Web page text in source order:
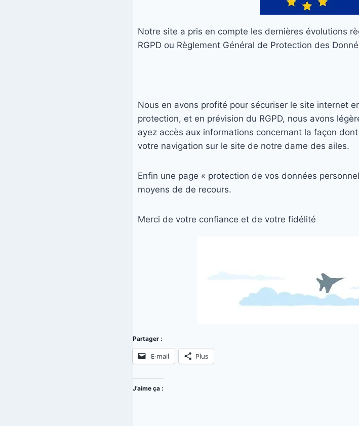
Notre site a pris en compte les dernières évolutions
RGPD ou Règlement Général de Protection des
Nous en avons profité pour sécuriser le site internet
protection, et en prévision du RGPD, nous avons
ayez accès aux informations concernant la façon
votre navigation sur le site de notre dame des ailes.
Enfin une page « protection de vos données
moyens de de recours.
Merci de votre confiance et de votre fidélité
Partager :
E-mail Plus
J’aime ça :